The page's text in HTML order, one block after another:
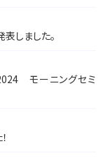
しました。
モーニングセミ